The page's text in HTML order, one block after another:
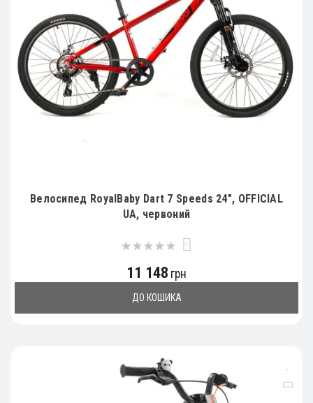
Велосипед RoyalBaby Dart 7 Speeds 24", OFFICIAL
UA, червоний
11 148 грн
ДО КОШИКА